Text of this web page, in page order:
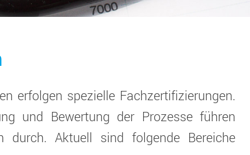
erfolgen spezielle Fachzertifizierungen.
und Bewertung der Prozesse führen
durch. Aktuell sind folgende Bereiche